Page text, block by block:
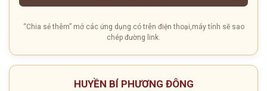
“Chia sẻ thêm” mở các ứng dụng có trên điện thoại,máy tính sẽ sao
chép đường link.
HUYỀN BÍ PHƯƠNG ĐÔNG